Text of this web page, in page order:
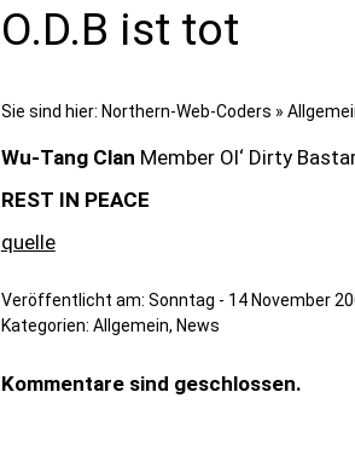
O.D.B ist tot
Sie sind hier: Northern-Web-Coders »
Wu-Tang Clan Member Ol‘ Dirty
REST IN PEACE
quelle
Veröffentlicht am: Sonntag - 14 November
Kategorien: Allgemein, News
Kommentare sind geschlossen.